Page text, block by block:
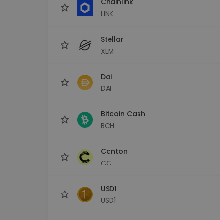
LINK
Stellar
XLM
Dai
DAI
Bitcoin Cash
BCH
Canton
CC
USD1
USD1